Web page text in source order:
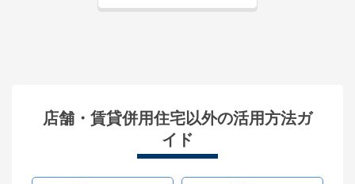
店舗・賃貸併用住宅以外の活用方法ガ
イド